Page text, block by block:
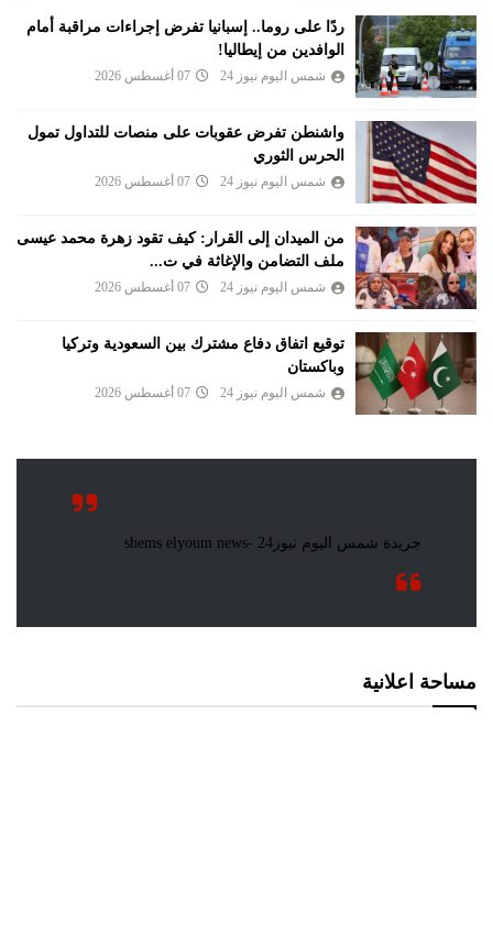
ردًا على روما.. إسبانيا تفرض إجراءات مراقبة أمام
الوافدين من إيطاليا!
شمس اليوم نيوز 24 07 أغسطس 2026
واشنطن تفرض عقوبات على منصات للتداول تمول
الحرس الثوري
شمس اليوم نيوز 24 07 أغسطس 2026
من الميدان إلى القرار: كيف تقود زهرة محمد عيسى
ملف التضامن والإغاثة في ت...
شمس اليوم نيوز 24 07 أغسطس 2026
توقيع اتفاق دفاع مشترك بين السعودية وتركيا
وباكستان
شمس اليوم نيوز 24 07 أغسطس 2026
مساحة اعلانية